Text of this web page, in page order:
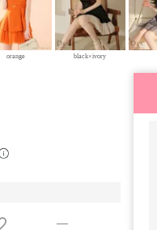
orange black×ivory
—